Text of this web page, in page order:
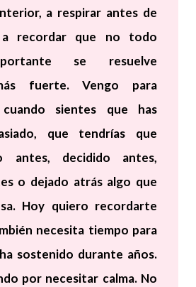
a respirar antes de
a recordar que no todo
se resuelve
fuerte. Vengo para
cuando sientes que has
que tendrías que
antes, decidido antes,
o dejado atrás algo que
Hoy quiero recordarte
necesita tiempo para
sostenido durante años.
por necesitar calma. No